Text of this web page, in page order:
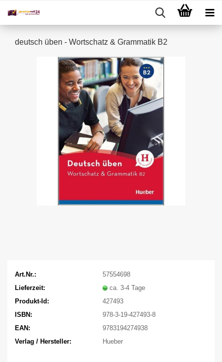
deutsch üben - Wortschatz & Grammatik B2
Art.Nr.:
57554698
Lieferzeit:
ca. 3-4 Tage
Produkt-Id:
427493
ISBN:
978-3-19-427493-8
EAN:
9783194274938
Verlag / Hersteller:
Hueber